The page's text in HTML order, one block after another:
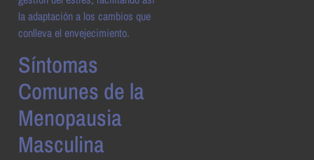
la adaptación a los cambios que
conlleva el envejecimiento.
Síntomas
Comunes de la
Menopausia
Masculina